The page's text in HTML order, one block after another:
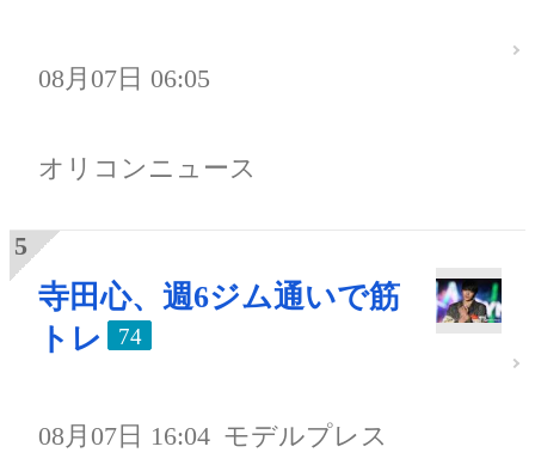
08月07日 06:05
オリコンニュース
寺田心、週6ジム通いで筋
トレ
74
08月07日 16:04 モデルプレス